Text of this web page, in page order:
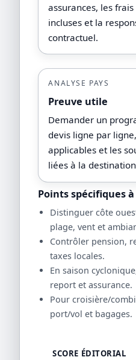
assurances, les
incluses et la
contractuel.
ANALYSE PAYS
Preuve utile
Demander un
devis ligne par
applicables et les
liées à la
Points spécifiques
Distinguer côte
plage, vent et
Contrôler pension,
taxes locales.
En saison
report et assurance.
Pour croisière/
port/vol et bagages.
SCORE ÉDITORIAL